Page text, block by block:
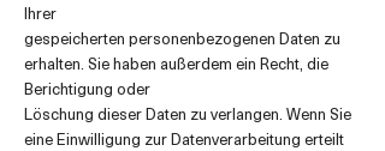
Ihrer
gespeicherten personenbezogenen Daten zu
erhalten. Sie haben außerdem ein Recht, die
Berichtigung oder
Löschung dieser Daten zu verlangen. Wenn Sie
eine Einwilligung zur Datenverarbeitung erteilt